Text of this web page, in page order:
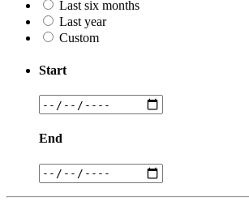
Last six months
Last year
Custom
Start
End